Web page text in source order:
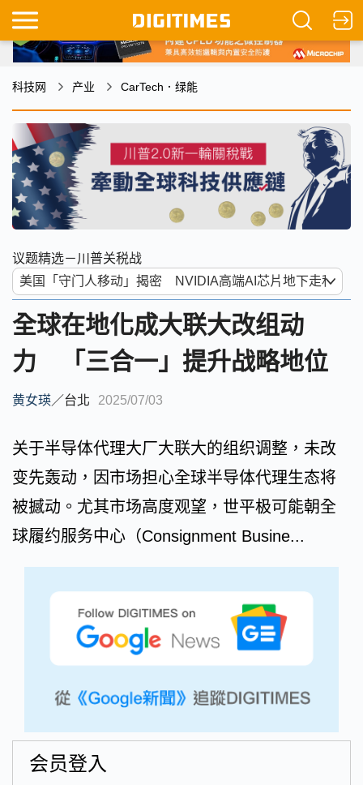
科技网 产业 CarTech．绿能
议题精选－川普关税战
全球在地化成大联大改组动
力 「三合一」提升战略地位
黄女瑛／台北 2025/07/03
关于半导体代理大厂大联大的组织调整，未改
变先轰动，因市场担心全球半导体代理生态将
被撼动。尤其市场高度观望，世平极可能朝全
球履约服务中心（Consignment Busine...
会员登入